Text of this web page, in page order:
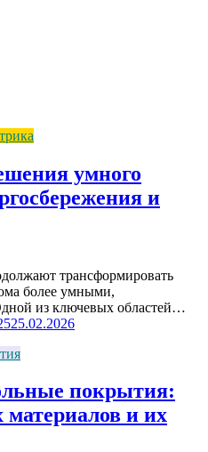
умного
и
трансформировать
более умными,
из ключевых областей…
25.02.2026
покрытия:
материалов и их